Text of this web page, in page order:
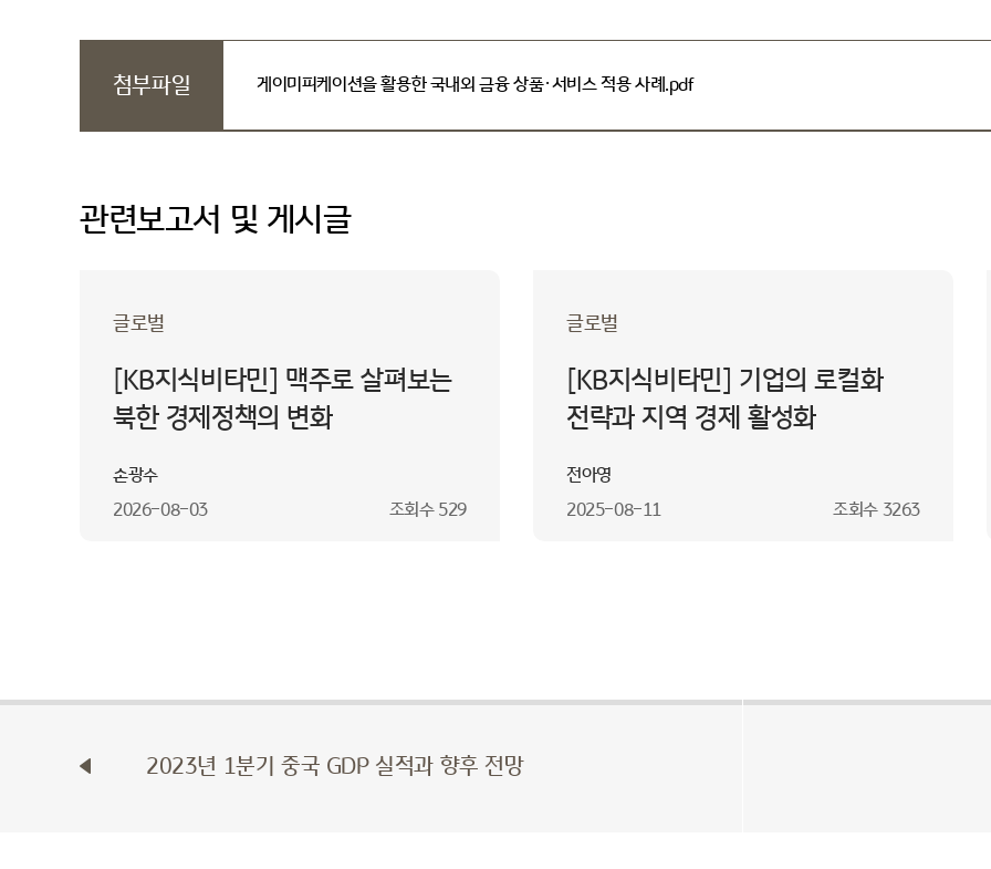
첨부파일 게이미피케이션을 활용한 국내외 금융 상품·서비스 적용 사례.pdf
관련보고서 및 게시글
글로벌
[KB지식비타민] 맥주로 살펴보는
북한 경제정책의 변화
손광수
2026-08-03
조회수529
글로벌
[KB지식비타민] 기업의 로컬화
전략과 지역 경제 활성화
전아영
2025-08-11
조회수3263
2023년 1분기 중국 GDP 실적과 향후 전망